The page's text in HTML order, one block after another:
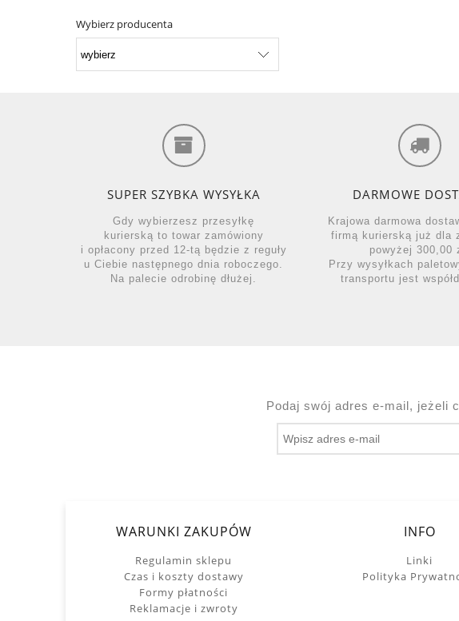
Wybierz producenta
SUPER SZYBKA WYSYŁKA
Gdy wybierzesz przesyłkę
kurierską to towar zamówiony
i opłacony przed 12-tą będzie z reguły
u Ciebie następnego dnia roboczego.
Na palecie odrobinę dłużej.
DARMOWE
Krajowa darmowa
firmą kurierską już dla
powyżej 300,00
Przy wysyłkach
transportu jest
Podaj swój adres e-mail, jeżeli
WARUNKI ZAKUPÓW
Regulamin sklepu
Czas i koszty dostawy
Formy płatności
Reklamacje i zwroty
INFO
Linki
Polityka